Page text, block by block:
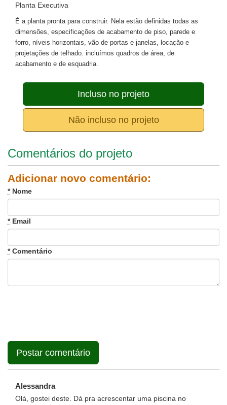
Planta Executiva
É a planta pronta para construir. Nela estão definidas todas as
dimensões, especificações de acabamento de piso, parede e
forro, níveis horizontais, vão de portas e janelas, locação e
projetações de telhado. incluímos quadros de área, de
acabamento e de esquadria.
Incluso no projeto
Não incluso no projeto
Comentários do projeto
Adicionar novo comentário:
*Nome
*Email
*Comentário
Alessandra
Olá, gostei deste. Dá pra acrescentar uma piscina no